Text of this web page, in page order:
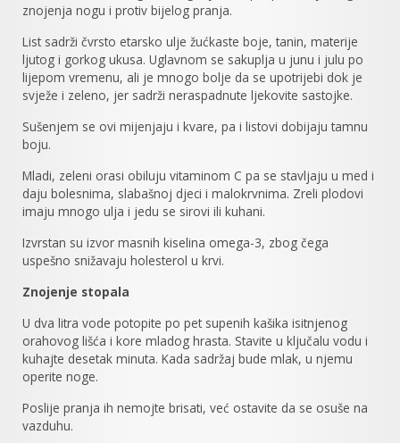
znojenja nogu i protiv bijelog pranja.
List sadrži čvrsto etarsko ulje žućkaste boje, tanin, materije
ljutog i gorkog ukusa. Uglavnom se sakuplja u junu i julu po
lijepom vremenu, ali je mnogo bolje da se upotrijebi dok je
svježe i zeleno, jer sadrži neraspadnute ljekovite sastojke.
Sušenjem se ovi mijenjaju i kvare, pa i listovi dobijaju tamnu
boju.
Mladi, zeleni orasi obiluju vitaminom C pa se stavljaju u med i
daju bolesnima, slabašnoj djeci i malokrvnima. Zreli plodovi
imaju mnogo ulja i jedu se sirovi ili kuhani.
Izvrstan su izvor masnih kiselina omega-3, zbog čega
uspešno snižavaju holesterol u krvi.
Znojenje stopala
U dva litra vode potopite po pet supenih kašika isitnjenog
orahovog lišća i kore mladog hrasta. Stavite u ključalu vodu i
kuhajte desetak minuta. Kada sadržaj bude mlak, u njemu
operite noge.
Poslije pranja ih nemojte brisati, već ostavite da se osuše na
vazduhu.